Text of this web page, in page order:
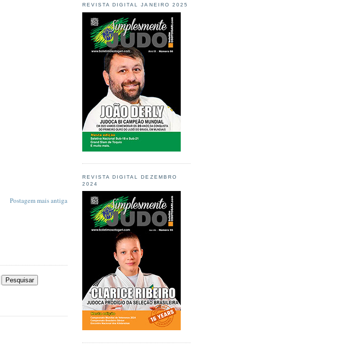
Postagem mais antiga
REVISTA DIGITAL JANEIRO 2025
REVISTA DIGITAL DEZEMBRO
2024